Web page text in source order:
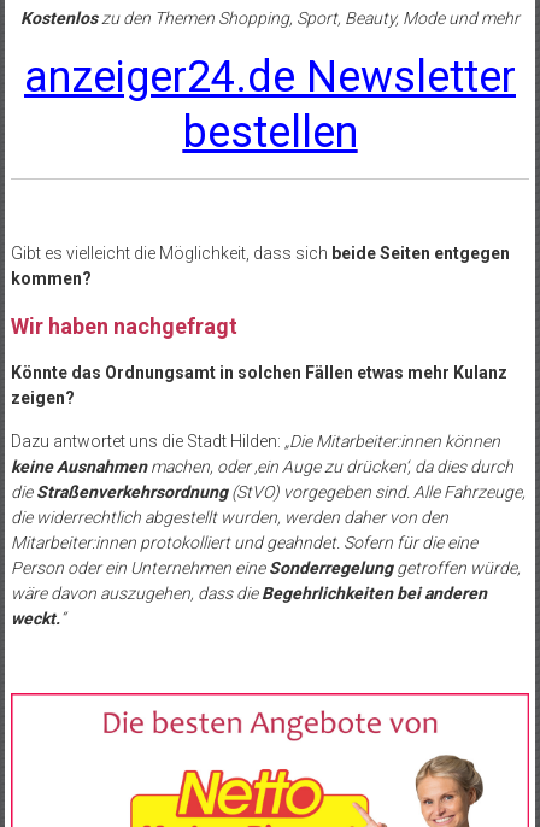
Kostenloszu den Themen Shopping, Sport, Beauty, Mode und mehr
anzeiger24.de Newsletter
bestellen
Gibt es vielleicht die Möglichkeit, dass sich beide Seiten entgegen
kommen?
Wir haben nachgefragt
Könnte das Ordnungsamt in solchen Fällen etwas mehr Kulanz
zeigen?
Dazu antwortet uns die Stadt Hilden: „Die Mitarbeiter:innen können
keine Ausnahmenmachen, oder ‚ein Auge zu drücken‘, da dies durch
dieStraßenverkehrsordnung(StVO) vorgegeben sind. Alle Fahrzeuge,
die widerrechtlich abgestellt wurden, werden daher von den
Mitarbeiter:innen protokolliert und geahndet. Sofern für die eine
Person oder ein Unternehmen eineSonderregelunggetroffen würde,
wäre davon auszugehen, dass dieBegehrlichkeiten bei anderen
weckt.“